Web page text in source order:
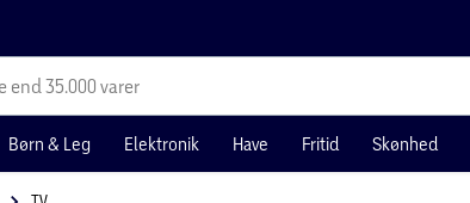
end 35.000 varer
Børn & Leg Elektronik Have Fritid Skønhed